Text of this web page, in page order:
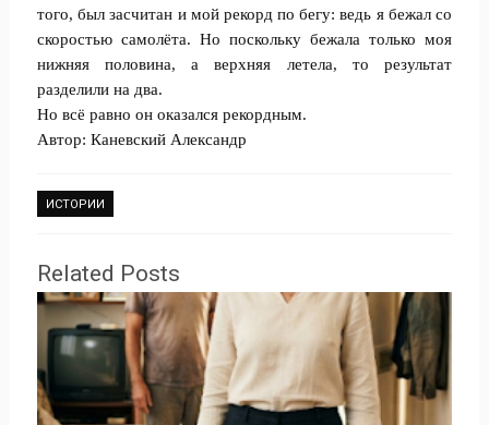
того, был засчитан и мой рекорд по бегу: ведь я бежал со
скоростью самолёта. Но поскольку бежала только моя
нижняя половина, а верхняя летела, то результат
разделили на два.
Но всё равно он оказался рекордным.
Автор: Каневский Александр
ИСТОРИИ
Related Posts